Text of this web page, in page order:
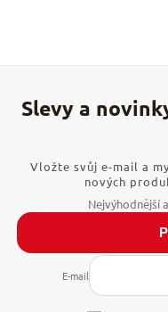
Vložte svůj e-mail a
nových
E-mail